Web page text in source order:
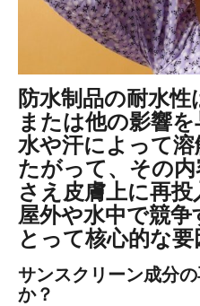
防水制品の耐水
または他の影響
水や汗によって
たがって、その
さえ皮膚上に再
屋外や水中で競
とって核心的な要
サンスクリーン成分
か？